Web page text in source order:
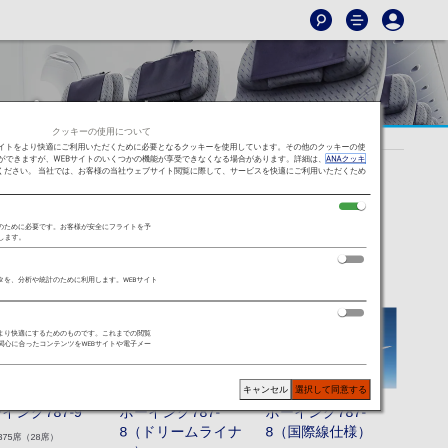
本国内線）
覧いただけます。
ング787-9
席（28席）
ボーイング787-
8（ドリームライナ
ボーイング787-
8（国際線仕様）
クッキーの使用について
トをより快適にご利用いただくために必要となるクッキーを使用しています。その他のクッキーの使
きますが、WEBサイトのいくつかの機能が享受できなくなる場合があります。詳細は、ANAクッキ
ださい。 当社では、お客様の当社ウェブサイト閲覧に際して、サービスを快適にご利用いただくため
ために必要です。お客様が安全にフライトを予
す。
、分析や統計のために利用します。WEBサイト
り快適にするためのものです。これまでの閲覧
に合ったコンテンツをWEBサイトや電子メー
選択して同意する
キャンセル